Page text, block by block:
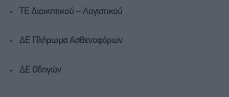
ΤΕ Διοικητικού – Λογιστικού
ΔΕ Πλήρωμα Ασθενοφόρων
ΔΕ Οδηγών